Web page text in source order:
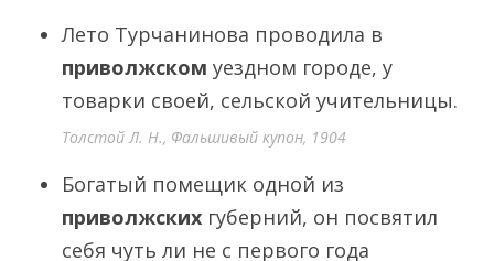
Лето Турчанинова проводила в
приволжском уездном городе, у
товарки своей, сельской учительницы.
Толстой Л. Н., Фальшивый купон, 1904
Богатый помещик одной из
приволжских губерний, он посвятил
себя чуть ли не с первого года